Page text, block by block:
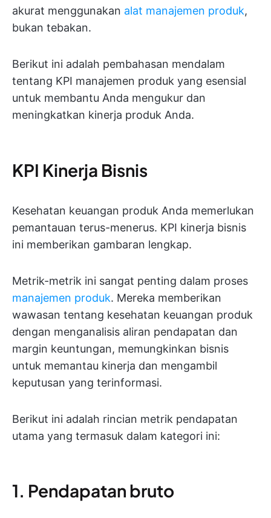
akurat menggunakan alat manajemen produk,
bukan tebakan.
Berikut ini adalah pembahasan mendalam
tentang KPI manajemen produk yang esensial
untuk membantu Anda mengukur dan
meningkatkan kinerja produk Anda.
KPI Kinerja Bisnis
Kesehatan keuangan produk Anda memerlukan
pemantauan terus-menerus. KPI kinerja bisnis
ini memberikan gambaran lengkap.
Metrik-metrik ini sangat penting dalam proses
manajemen produk. Mereka memberikan
wawasan tentang kesehatan keuangan produk
dengan menganalisis aliran pendapatan dan
margin keuntungan, memungkinkan bisnis
untuk memantau kinerja dan mengambil
keputusan yang terinformasi.
Berikut ini adalah rincian metrik pendapatan
utama yang termasuk dalam kategori ini:
1. Pendapatan bruto